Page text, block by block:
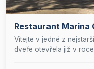
Restaurant Marina
Vítejte v jedné z
dveře otevřela již v roce